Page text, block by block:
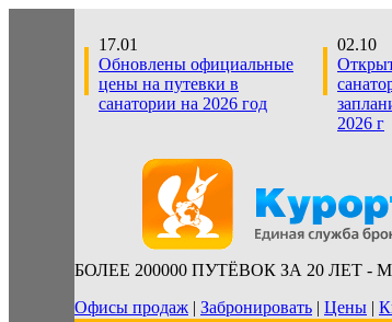
17.01
Обновлены официальные
цены на путевки в
санатории на 2026 год
02.10
2026 г
БОЛЕЕ 200000 ПУТЁВОК ЗА 20 ЛЕТ
Офисы продаж | Забронировать | Цены |